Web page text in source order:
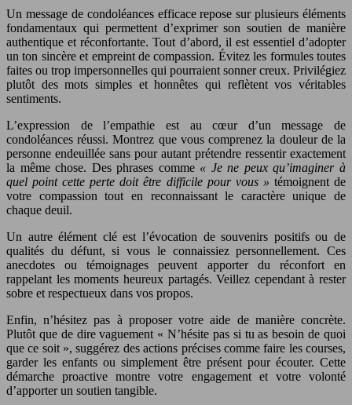
Un message de condoléances efficace repose sur plusieurs éléments
fondamentaux qui permettent d’exprimer son soutien de manière
authentique et réconfortante. Tout d’abord, il est essentiel d’adopter
un ton sincère et empreint de compassion. Évitez les formules toutes
faites ou trop impersonnelles qui pourraient sonner creux. Privilégiez
plutôt des mots simples et honnêtes qui reflètent vos véritables
sentiments.
L’expression de l’empathie est au cœur d’un message de
condoléances réussi. Montrez que vous comprenez la douleur de la
personne endeuillée sans pour autant prétendre ressentir exactement
la même chose. Des phrases comme « Je ne peux qu’imaginer à
quel point cette perte doit être difficile pour vous » témoignent de
votre compassion tout en reconnaissant le caractère unique de
chaque deuil.
Un autre élément clé est l’évocation de souvenirs positifs ou de
qualités du défunt, si vous le connaissiez personnellement. Ces
anecdotes ou témoignages peuvent apporter du réconfort en
rappelant les moments heureux partagés. Veillez cependant à rester
sobre et respectueux dans vos propos.
Enfin, n’hésitez pas à proposer votre aide de manière concrète.
Plutôt que de dire vaguement « N’hésite pas si tu as besoin de quoi
que ce soit », suggérez des actions précises comme faire les courses,
garder les enfants ou simplement être présent pour écouter. Cette
démarche proactive montre votre engagement et votre volonté
d’apporter un soutien tangible.